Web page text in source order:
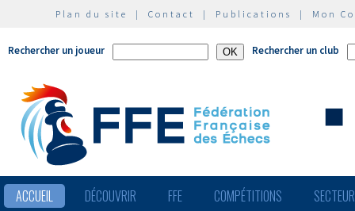
Plan du site | Contact | Publications | Mon
Rechercher un joueur Rechercher un club
ACCUEIL DÉCOUVRIR FFE COMPÉTITIONS